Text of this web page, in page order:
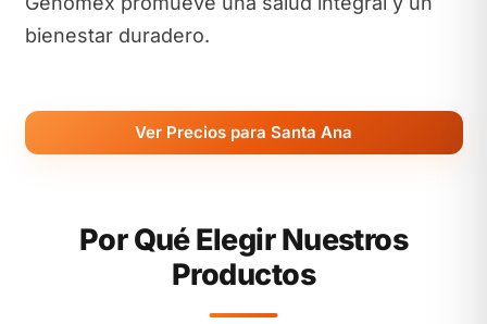
bienestar duradero.
Ver Precios para Santa Ana
Por Qué Elegir Nuestros
Productos